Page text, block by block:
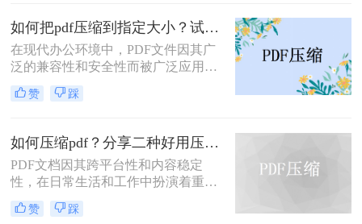
不仅占用存储空间，还经常因超过邮
箱附件限制或上传耗时过长而影响办
公效率。那么PDF 文档怎么压缩小一
点呢？本文从压缩效果、操作难度、
处理速度、隐私安全四个维度，对比
五种主流压缩方案，帮助您根据实际
如何把pdf压缩到指定大小？试试这4种压缩方法！
在现代办公环境中，PDF文件因其广
泛的兼容性和安全性而被广泛应用。
然而，当这些文件过大时，会带来传
输不便、占用过多存储空间等问题。
变得尤为重要。本文将详细介绍四种
常用的方法，帮助您轻松应对这一挑
战。
赞 踩
如何压缩pdf？分享二种好用压缩方法！
PDF文档因其跨平台性和内容稳定
性，在日常生活和工作中扮演着重要
角色。然而，有时PDF文件过大，会
影响传输速度或占用过多存储空间。
赞 踩